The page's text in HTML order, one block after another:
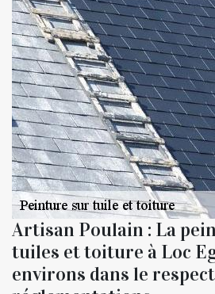
Artisan Poulain : La
tuiles et toiture à Loc
environs dans le